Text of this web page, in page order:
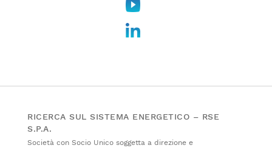
RICERCA SUL SISTEMA ENERGETICO – RSE
S.P.A.
Società con Socio Unico soggetta a direzione e